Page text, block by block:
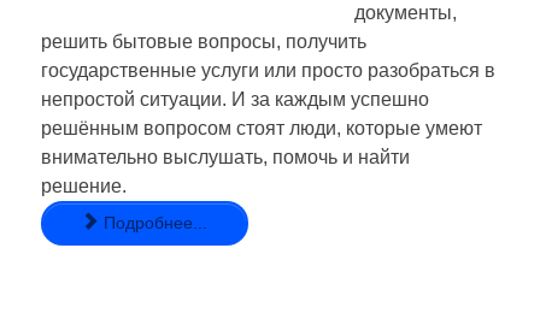
документы,
решить бытовые вопросы, получить
государственные услуги или просто разобраться в
непростой ситуации. И за каждым успешно
решённым вопросом стоят люди, которые умеют
внимательно выслушать, помочь и найти
решение.
Подробнее...